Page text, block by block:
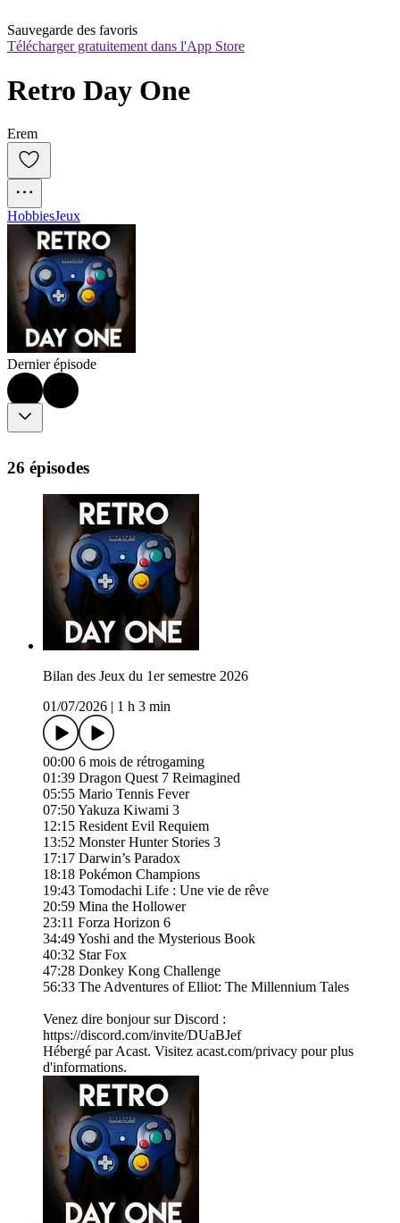
Sauvegarde des favoris
Télécharger gratuitement dans l'App Store
Retro Day One
Erem
HobbiesJeux
Dernier épisode
26 épisodes
Bilan des Jeux du 1er semestre 2026
01/07/2026
1 h 3 min
00:00 6 mois de rétrogaming
01:39 Dragon Quest 7 Reimagined
05:55 Mario Tennis Fever
07:50 Yakuza Kiwami 3
12:15 Resident Evil Requiem
13:52 Monster Hunter Stories 3
17:17 Darwin’s Paradox
18:18 Pokémon Champions
19:43 Tomodachi Life : Une vie de rêve
20:59 Mina the Hollower
23:11 Forza Horizon 6
34:49 Yoshi and the Mysterious Book
40:32 Star Fox
47:28 Donkey Kong Challenge
56:33 The Adventures of Elliot: The Millennium Tales
Venez dire bonjour sur Discord :
https://discord.com/invite/DUaBJef
Hébergé par Acast. Visitez acast.com/privacy pour plus
d'informations.